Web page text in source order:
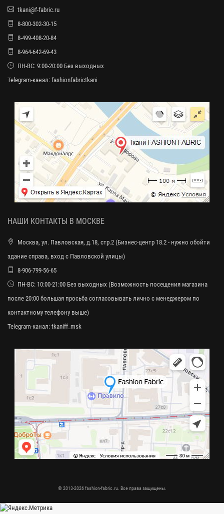
tkani@f-fabric.ru
8-800-302-30-15
8-499-408-20-84
8-964-642-69-43
ПН-ВС: 9:00-20:00 Без выходных
Telegram-канал: fashionfabrictkani
НАШИ КОНТАКТЫ В МОСКВЕ
Москва, ул. Павловская, д.18, стр.2 (Бизнес-центр 18.2 - нужно обойти
здание справа, вход с Павловской улицы)
8-906-799-56-65
ПН-ВС: 10:00-21:00 Без выходных (Возможность посещения магазина
после 20:00 большая просьба согласовывать лично с менеджером по
контактному телефону выше)
Telegram-канал: tkaniff_msk
© 2013-2026 fashion-fabric.ru. Все права защищены.